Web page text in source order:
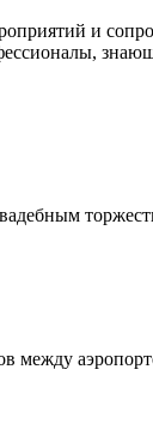
и
между